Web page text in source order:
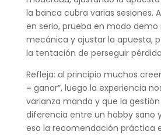
la banca cubra varias sesiones.
en serio, prueba en modo demo
mecánica y ajustar la apuesta,
la tentación de perseguir
Refleja: al principio muchos
= ganar”, luego la experiencia
varianza manda y que la
diferencia entre un hobby sano
eso la recomendación práctica